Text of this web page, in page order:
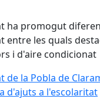
ha promogut
entre les quals
i d'aire condicionat
de la Pobla de
de la Pobla de
d'ajuts a l'escolaritat